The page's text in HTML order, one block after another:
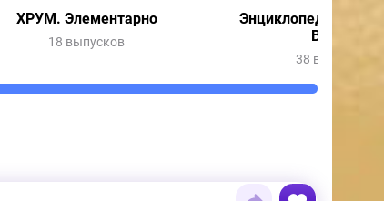
ХРУМ. Элементарно
18 выпусков
Энциклопедия
Вещей
38 выпусков